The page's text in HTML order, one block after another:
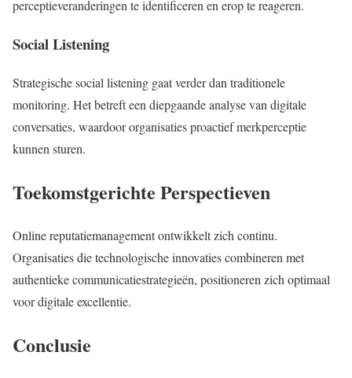
perceptieveranderingen te identificeren en erop te reageren.
Social Listening
Strategische social listening gaat verder dan traditionele
monitoring. Het betreft een diepgaande analyse van digitale
conversaties, waardoor organisaties proactief merkperceptie
kunnen sturen.
Toekomstgerichte Perspectieven
Online reputatiemanagement ontwikkelt zich continu.
Organisaties die technologische innovaties combineren met
authentieke communicatiestrategieën, positioneren zich optimaal
voor digitale excellentie.
Conclusie